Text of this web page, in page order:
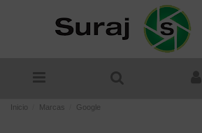
Inicio Marcas Google